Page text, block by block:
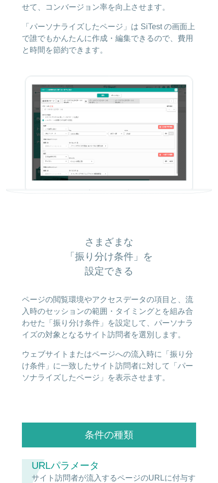
せて、コンバージョン率を向上させます。
「パーソナライズしたページ」は SiTest の画面上
で誰でもかんたんに作成・編集できるので、費用
と時間を節約できます。
さまざまな
「振り分け条件」を
設定できる
ページの閲覧環境やアクセスデータの項目と、流
入時のセッションの範囲・タイミングとを組み合
わせた「振り分け条件」を設定して、パーソナラ
イズの対象となるサイト訪問者を選別します。
ウェブサイトまたはページへの流入時に「振り分
け条件」に一致したサイト訪問者に対して「パー
ソナライズしたページ」を表示させます。
条件の種類
URLパラメータ
サイト訪問者が流入するページのURLに付与す